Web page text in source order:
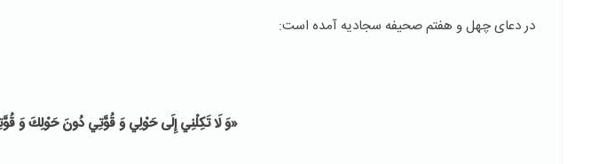
در دعای چهل و هفتم صحیفه سجادیه آمده است:
«وَ لَا تَكِلْنِي إِلَى حَوْلِي وَ قُوَّتِي دُونَ حَوْلِكَ وَ